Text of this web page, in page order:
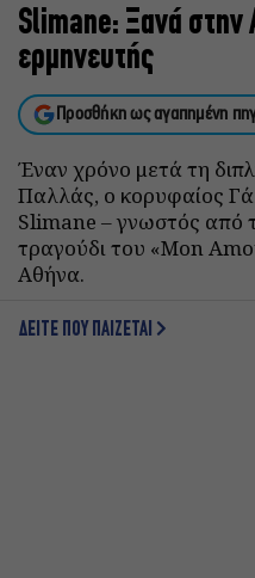
Slimane: Ξανά στην
ερμηνευτής
Προσθήκη ως αγαπημένη
Έναν χρόνο μετά τη
Παλλάς, ο κορυφαίος
Slimane – γνωστός από
τραγούδι του «Mon
Αθήνα.
ΔΕΙΤΕ ΠΟΥ ΠΑΙΖΕΤΑΙ